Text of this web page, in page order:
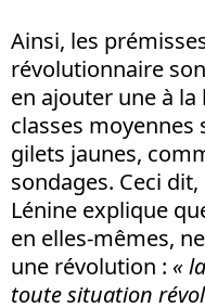
Ainsi, les
révolutionnaire
en ajouter une à la
classes
gilets jaunes,
sondages. Ceci
Lénine explique
en elles-mêmes,
une révolution : «
toute situation